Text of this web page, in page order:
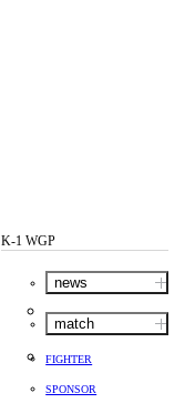
K-1 WGP
news
match
FIGHTER
SPONSOR